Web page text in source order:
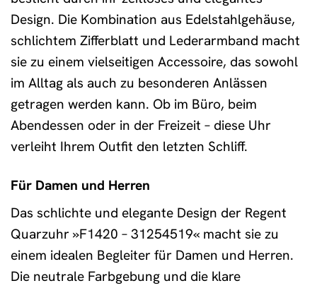
Design. Die Kombination aus Edelstahlgehäuse,
schlichtem Zifferblatt und Lederarmband macht
sie zu einem vielseitigen Accessoire, das sowohl
im Alltag als auch zu besonderen Anlässen
getragen werden kann. Ob im Büro, beim
Abendessen oder in der Freizeit – diese Uhr
verleiht Ihrem Outfit den letzten Schliff.
Für Damen und Herren
Das schlichte und elegante Design der Regent
Quarzuhr »F1420 – 31254519« macht sie zu
einem idealen Begleiter für Damen und Herren.
Die neutrale Farbgebung und die klare